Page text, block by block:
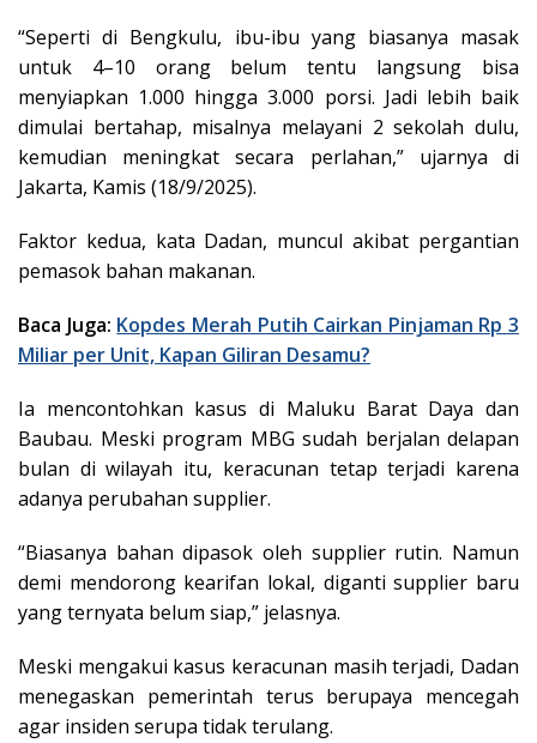
“Seperti di Bengkulu, ibu-ibu yang biasanya masak
untuk 4–10 orang belum tentu langsung bisa
menyiapkan 1.000 hingga 3.000 porsi. Jadi lebih baik
dimulai bertahap, misalnya melayani 2 sekolah dulu,
kemudian meningkat secara perlahan,” ujarnya di
Jakarta, Kamis (18/9/2025).
Faktor kedua, kata Dadan, muncul akibat pergantian
pemasok bahan makanan.
Baca Juga: Kopdes Merah Putih Cairkan Pinjaman Rp 3
Miliar per Unit, Kapan Giliran Desamu?
Ia mencontohkan kasus di Maluku Barat Daya dan
Baubau. Meski program MBG sudah berjalan delapan
bulan di wilayah itu, keracunan tetap terjadi karena
adanya perubahan supplier.
“Biasanya bahan dipasok oleh supplier rutin. Namun
demi mendorong kearifan lokal, diganti supplier baru
yang ternyata belum siap,” jelasnya.
Meski mengakui kasus keracunan masih terjadi, Dadan
menegaskan pemerintah terus berupaya mencegah
agar insiden serupa tidak terulang.